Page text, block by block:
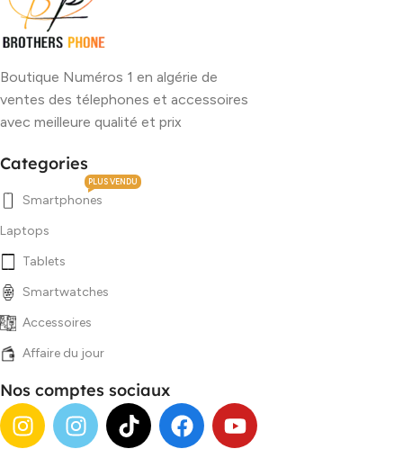
Boutique Numéros 1 en algérie de
ventes des télephones et accessoires
avec meilleure qualité et prix
Categories
Smartphones
PLUS VENDU
Laptops
Tablets
Smartwatches
Accessoires
Affaire du jour
Nos comptes sociaux